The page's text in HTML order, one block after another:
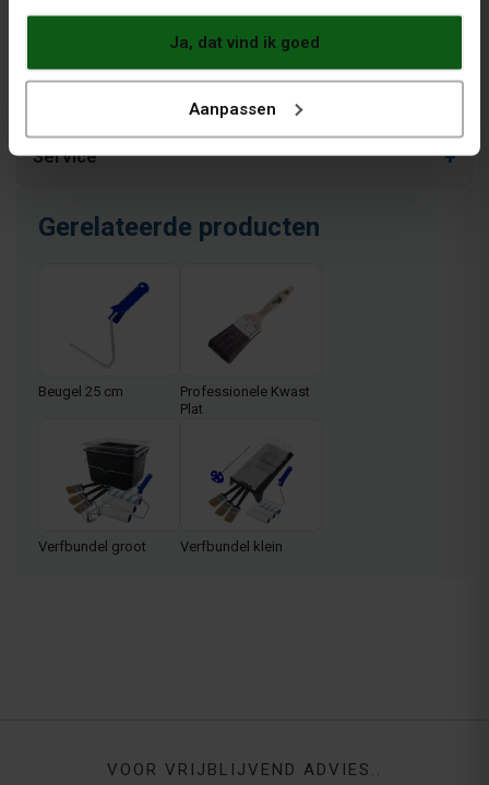
Ja, dat vind ik goed
Aanpassen
Service
Gerelateerde producten
Beugel 25 cm
Professionele Kwast
Plat
Verfbundel groot Verfbundel klein
VOOR VRIJBLIJVEND ADVIES..